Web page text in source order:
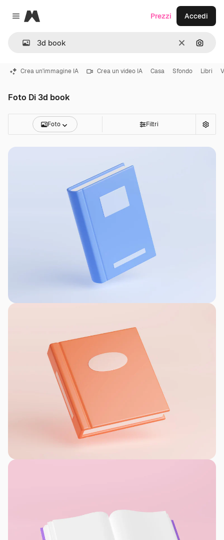
Close menu
Magnific
CancellaCerca
Prezzi Accedi
Crea un'immagine IA Crea un video IA Casa Sfondo Libri
Foto Di 3d book
Foto Filtri